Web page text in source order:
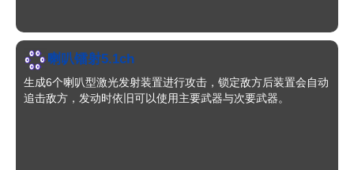
喇叭镭射5.1ch
生成6个喇叭型激光发射装置进行攻击，锁定敌方后装置会自动
追击敌方，发动时依旧可以使用主要武器与次要武器。